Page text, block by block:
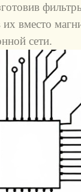
вместо
сети.